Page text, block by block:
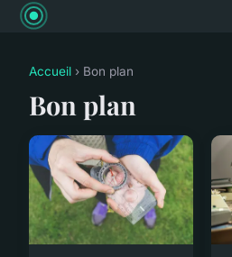
Accueil › Bon plan
Bon plan